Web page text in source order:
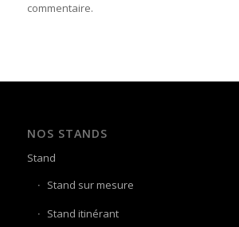
commentaire.
NOS STANDS
Stand
Stand sur mesure
Stand itinérant